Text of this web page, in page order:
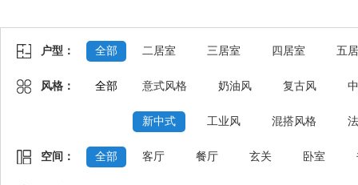
户型： 全部 二居室 三居室 四居室 五
风格： 全部 意式风格 奶油风 复古风
新中式 工业风 混搭风格
空间： 全部 客厅 餐厅 玄关 卧室